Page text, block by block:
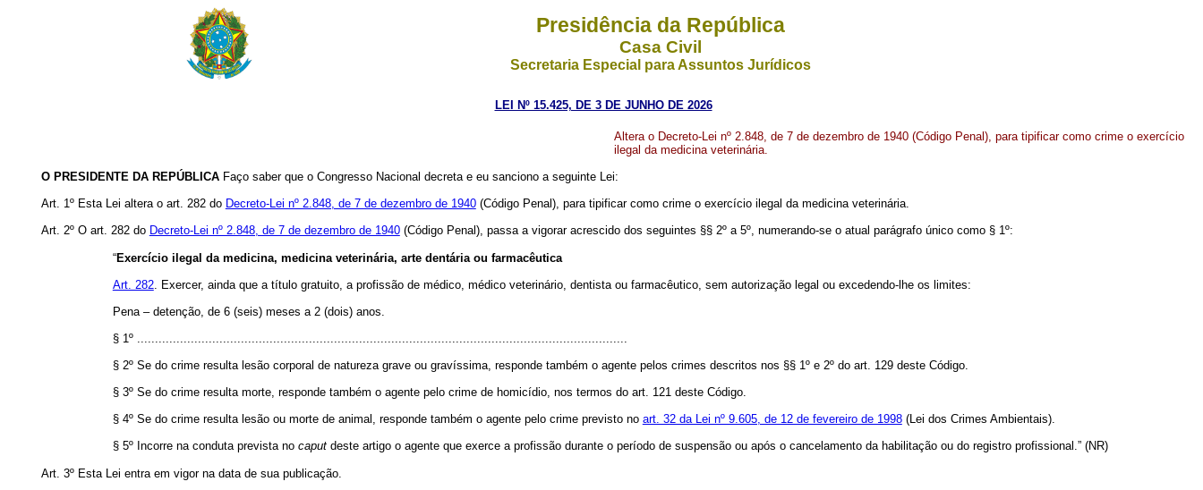
Presidência da República
Casa Civil
Secretaria Especial para Assuntos Jurídicos
LEI Nº 15.425, DE 3 DE JUNHO DE 2026
Altera o Decreto-Lei nº 2.848, de 7 de dezembro de 1940 (Código Penal), para tipificar como crime o exercício
ilegal da medicina veterinária.
O PRESIDENTE DA REPÚBLICAFaço saber que o Congresso Nacional decreta e eu sanciono a seguinte Lei:
Art. 1º Esta Lei altera o art. 282 do Decreto-Lei nº 2.848, de 7 de dezembro de 1940(Código Penal), para tipificar como crime o exercício ilegal da medicina veterinária.
Art. 2º O art. 282 do Decreto-Lei nº 2.848, de 7 de dezembro de 1940(Código Penal), passa a vigorar acrescido dos seguintes §§ 2º a 5º, numerando-se o atual parágrafo único como § 1º:
“Exercício ilegal da medicina, medicina veterinária, arte dentária ou farmacêutica
Art. 282. Exercer, ainda que a título gratuito, a profissão de médico, médico veterinário, dentista ou farmacêutico, sem autorização legal ou excedendo-lhe os limites:
Pena – detenção, de 6 (seis) meses a 2 (dois) anos.
§ 1º .........................................................................................................................................
§ 2º Se do crime resulta lesão corporal de natureza grave ou gravíssima, responde também o agente pelos crimes descritos nos §§ 1º e 2º do art. 129 deste Código.
§ 3º Se do crime resulta morte, responde também o agente pelo crime de homicídio, nos termos do art. 121 deste Código.
§ 4º Se do crime resulta lesão ou morte de animal, responde também o agente pelo crime previsto no art. 32 da Lei nº 9.605, de 12 de fevereiro de 1998(Lei dos Crimes Ambientais).
§ 5º Incorre na conduta prevista no caputdeste artigo o agente que exerce a profissão durante o período de suspensão ou após o cancelamento da habilitação ou do registro profissional.” (NR)
Art. 3ºEsta Lei entra em vigor na data de sua publicação.